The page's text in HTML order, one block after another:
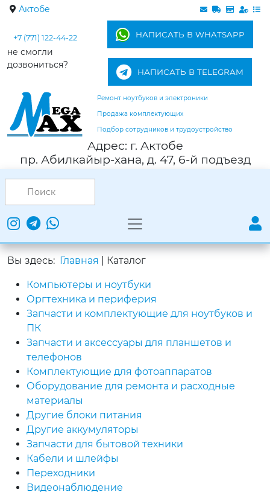
Актобе
+7 (771) 122-44-22
не смогли
дозвониться?
НАПИСАТЬ В WHATSAPP
НАПИСАТЬ В TELEGRAM
Ремонт ноутбуков и электроники
Продажа комплектующих
Подбор сотрудников и трудоустройство
Адрес: г. Актобе
пр. Абилкайыр-хана, д. 47, 6-й подъезд
Вы здесь: Главная Каталог
Компьютеры и ноутбуки
Оргтехника и периферия
Запчасти и комплектующие для ноутбуков и
ПК
Запчасти и аксессуары для планшетов и
телефонов
Комплектующие для фотоаппаратов
Оборудование для ремонта и расходные
материалы
Другие блоки питания
Другие аккумуляторы
Запчасти для бытовой техники
Кабели и шлейфы
Переходники
Видеонаблюдение